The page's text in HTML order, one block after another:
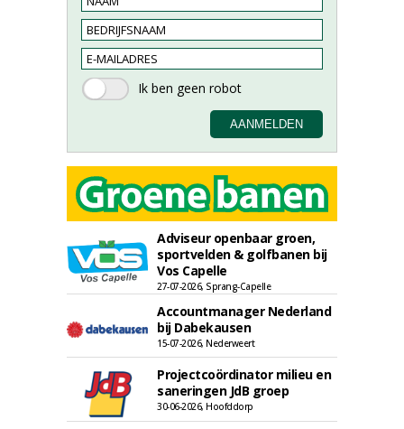
Adviseur openbaar groen,
sportvelden & golfbanen bij
Vos Capelle
27-07-2026, Sprang-Capelle
Accountmanager Nederland
bij Dabekausen
15-07-2026, Nederweert
Projectcoördinator milieu en
saneringen JdB groep
30-06-2026, Hoofddorp